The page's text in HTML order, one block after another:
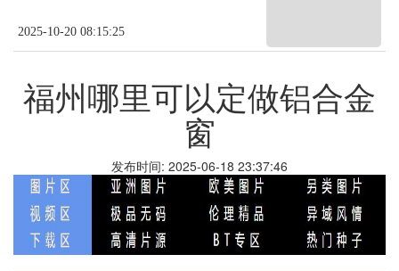
2025-10-20 08:15:25
福州哪里可以定做铝合金
窗
发布时间: 2025-06-18 23:37:46